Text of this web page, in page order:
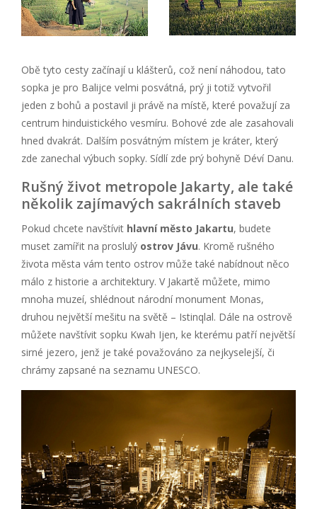
Obě tyto cesty začínají u klášterů, což není náhodou, tato
sopka je pro Balijce velmi posvátná, prý ji totiž vytvořil
jeden z bohů a postavil ji právě na místě, které považují za
centrum hinduistického vesmíru. Bohové zde ale zasahovali
hned dvakrát. Dalším posvátným místem je kráter, který
zde zanechal výbuch sopky. Sídlí zde prý bohyně Déví Danu.
Rušný život metropole Jakarty, ale také
několik zajímavých sakrálních staveb
Pokud chcete navštívit hlavní město Jakartu, budete
muset zamířit na proslulý ostrov Jávu. Kromě rušného
života města vám tento ostrov může také nabídnout něco
málo z historie a architektury. V Jakartě můžete, mimo
mnoha muzeí, shlédnout národní monument Monas,
druhou největší mešitu na světě – Istinqlal. Dále na ostrově
můžete navštívit sopku Kwah Ijen, ke kterému patří největší
sirné jezero, jenž je také považováno za nejkyselejší, či
chrámy zapsané na seznamu UNESCO.